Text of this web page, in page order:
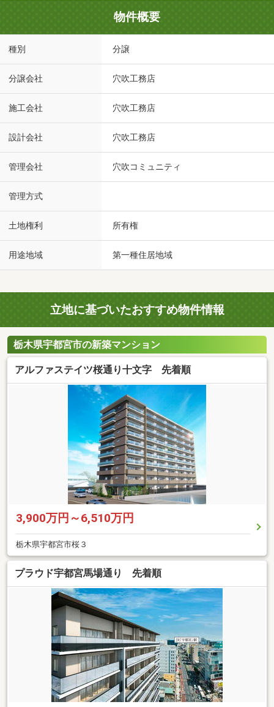
物件概要
種別 分譲
分譲会社 穴吹工務店
施工会社 穴吹工務店
設計会社 穴吹工務店
管理会社 穴吹コミュニティ
管理方式
土地権利 所有権
用途地域 第一種住居地域
立地に基づいたおすすめ物件情報
栃木県宇都宮市の新築マンション
アルファステイツ桜通り十文字 先着順
3,900万円～6,510万円
栃木県宇都宮市桜３
プラウド宇都宮馬場通り 先着順